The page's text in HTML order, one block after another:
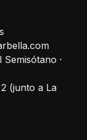
·
(junto a La